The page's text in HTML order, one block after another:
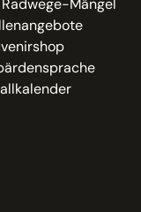
Mängel